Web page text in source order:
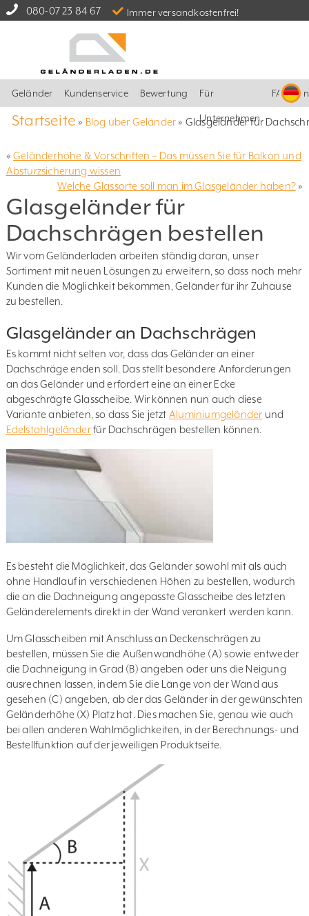
080-07 23 84 67 Immer versandkostenfrei!
Geländer Kundenservice Bewertung Für
Unternehmen
FAQ
Startseite » Blog über Geländer» Glasgeländer für
« Geländerhöhe & Vorschriften – Das müssen Sie für Balkon und
Absturzsicherung wissen
Welche Glassorte soll man im Glasgeländer haben?»
Glasgeländer für
Dachschrägen bestellen
Wir vom Geländerladen arbeiten ständig daran, unser
Sortiment mit neuen Lösungen zu erweitern, so dass noch mehr
Kunden die Möglichkeit bekommen, Geländer für ihr Zuhause
zu bestellen.
Glasgeländer an Dachschrägen
Es kommt nicht selten vor, dass das Geländer an einer
Dachschräge enden soll. Das stellt besondere Anforderungen
an das Geländer und erfordert eine an einer Ecke
abgeschrägte Glasscheibe. Wir können nun auch diese
Variante anbieten, so dass Sie jetzt Aluminiumgeländer und
Edelstahlgeländerfür Dachschrägen bestellen können.
Es besteht die Möglichkeit, das Geländer sowohl mit als auch
ohne Handlauf in verschiedenen Höhen zu bestellen, wodurch
die an die Dachneigung angepasste Glasscheibe des letzten
Geländerelements direkt in der Wand verankert werden kann.
Um Glasscheiben mit Anschluss an Deckenschrägen zu
bestellen, müssen Sie die Außenwandhöhe (A) sowie entweder
die Dachneigung in Grad (B) angeben oder uns die Neigung
ausrechnen lassen, indem Sie die Länge von der Wand aus
gesehen (C) angeben, ab der das Geländer in der gewünschten
Geländerhöhe (X) Platz hat. Dies machen Sie, genau wie auch
bei allen anderen Wahlmöglichkeiten, in der Berechnungs- und
Bestellfunktion auf der jeweiligen Produktseite.